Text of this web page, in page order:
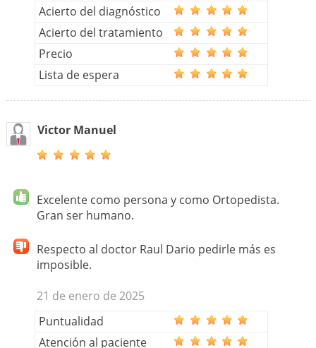
Acierto del diagnóstico
Acierto del tratamiento
Precio
Lista de espera
Victor Manuel
Excelente como persona y como Ortopedista.
Gran ser humano.
Respecto al doctor Raul Dario pedirle más es
imposible.
21 de enero de 2025
Puntualidad
Atención al paciente